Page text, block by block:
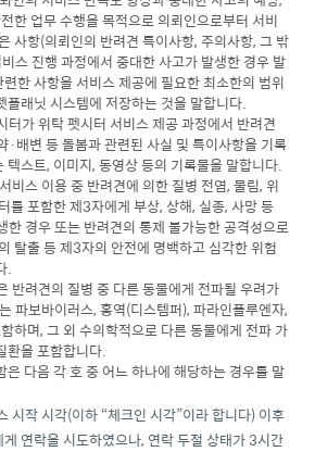
한 업무 수행을 목적으로 의뢰인으로부터 서비
사항(의뢰인의 반려견 특이사항, 주의사항, 그 밖
스 진행 과정에서 중대한 사고가 발생한 경우 발
한 사항을 서비스 제공에 필요한 최소한의 범위
플래닛 시스템에 저장하는 것을 말합니다.
가 위탁 펫시터 서비스 제공 과정에서 반려견
·배변 등 돌봄과 관련된 사실 및 특이사항을 기록
스트, 이미지, 동영상 등의 기록물을 말합니다.
비스 이용 중 반려견에 의한 질병 전염, 물림, 위
를 포함한 제3자에게 부상, 상해, 실종, 사망 등
한 경우 또는 반려견의 통제 불가능한 공격성으로
탈출 등 제3자의 안전에 명백하고 심각한 위험
.
반려견의 질병 중 다른 동물에게 전파될 우려가
파보바이러스, 홍역(디스템퍼), 파라인플루엔자,
하며, 그 외 수의학적으로 다른 동물에게 전파 가
환을 포함합니다.
다음 각 호 중 어느 하나에 해당하는 경우를 말
시작 시각(이하 “체크인 시각”이라 합니다) 이후
연락을 시도하였으나, 연락 두절 상태가 3시간